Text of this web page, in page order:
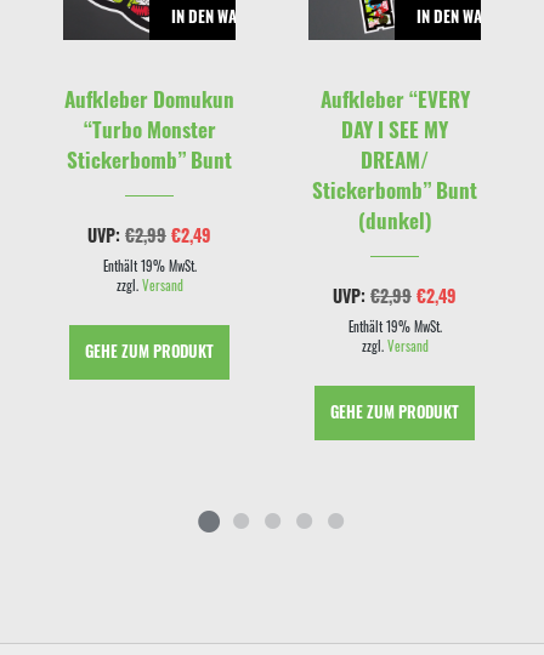
IN DEN WARENKORB
Aufkleber Domukun
“Turbo Monster
Stickerbomb” Bunt
UVP: €2,99Ursprünglicher
Preis
war:
€2,99
€2,49
Enthält 19% MwSt.
zzgl.Versand
GEHE ZUM PRODUKT
IN DEN
Aufkleber “EVERY
DAY I SEE MY
DREAM/
Stickerbomb” Bunt
(dunkel)
UVP: €2,99Ursprünglicher
Preis
war:
€2,99
€2,49
Enthält 19% MwSt.
zzgl.Versand
GEHE ZUM PRODUKT